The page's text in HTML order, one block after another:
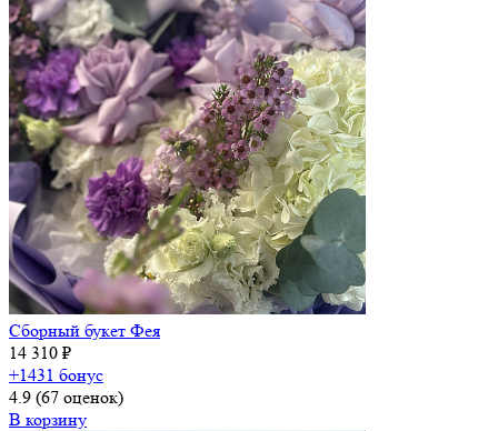
Сборный букет Фея
14 310 ₽
+1431 бонус
4.9 (67 оценок)
В корзину